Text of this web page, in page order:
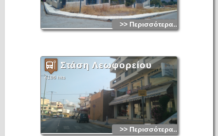
>> Περισσότερα...
Στάση Λεωφορείου
4186 hits
>> Περισσότερα...